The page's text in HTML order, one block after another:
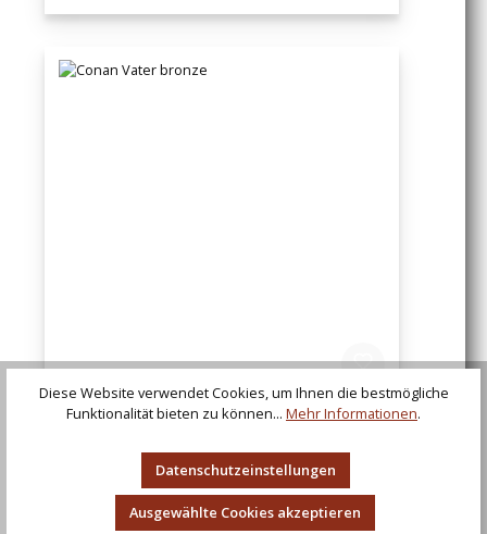
Conan Vater bronze
Regulärer Preis:
Diese Website verwendet Cookies, um Ihnen die bestmögliche
Funktionalität bieten zu können... Mehr Informationen.
Datenschutzeinstellungen
Ausgewählte Cookies akzeptieren